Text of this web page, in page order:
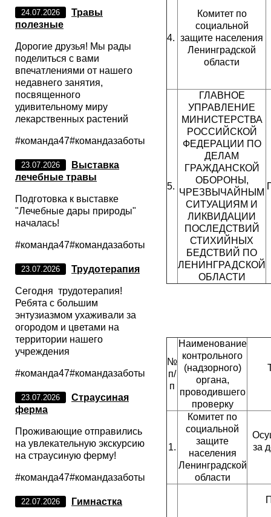
4.
Комитет по
социальной
защите населения
Ленинградской
области
5.
ГЛАВНОЕ
УПРАВЛЕНИЕ
МИНИСТЕРСТВА
РОССИЙСКОЙ
ФЕДЕРАЦИИ ПО
ДЕЛАМ
ГРАЖДАНСКОЙ
ОБОРОНЫ,
ЧРЕЗВЫЧАЙНЫМ
СИТУАЦИЯМ И
ЛИКВИДАЦИИ
ПОСЛЕДСТВИЙ
СТИХИЙНЫХ
БЕДСТВИЙ ПО
ЛЕНИНГРАДСКОЙ
ОБЛАСТИ
№
п/
п
Наименование
контрольного
(надзорного)
органа,
проводившего
проверку
1.
Комитет по
социальной
защите
населения
Ленинградской
области
за
24.07.2026
Травы
полезные
Дорогие друзья! Мы рады
поделиться с вами
впечатлениями от нашего
недавнего занятия,
посвященного
удивительному миру
лекарственных растений
#команда47#командазаботы
23.07.2026
Выставка
лечебные травы
Подготовка к выставке
"Лечебные дары природы"
началась!
#команда47#командазаботы
23.07.2026 Трудотерапия
Сегодня трудотерапия!
Ребята с большим
энтузиазмом ухаживали за
огородом и цветами на
территории нашего
учреждения
#команда47#командазаботы
23.07.2026
Страусиная
ферма
Проживающие отправились
на увлекательную экскурсию
на страусиную ферму!
#команда47#командазаботы
22.07.2026 Гимнастка